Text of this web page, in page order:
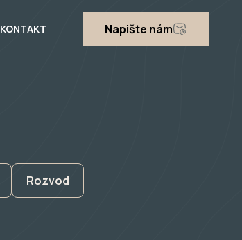
KONTAKT Napište nám
Rozvod